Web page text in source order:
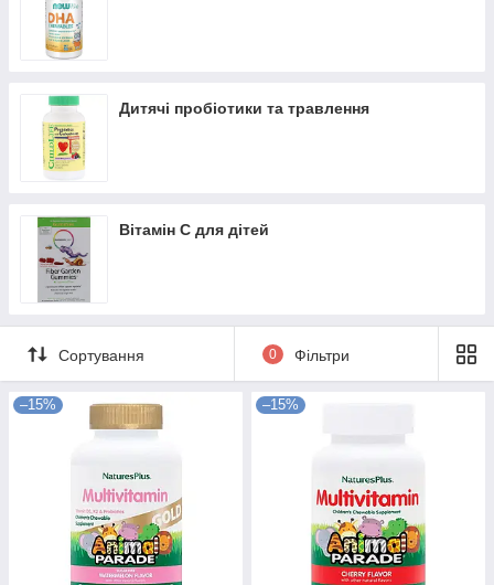
Дитячі пробіотики та травлення
Вітамін С для дітей
Сортування 0 Фільтри
–15% –15%